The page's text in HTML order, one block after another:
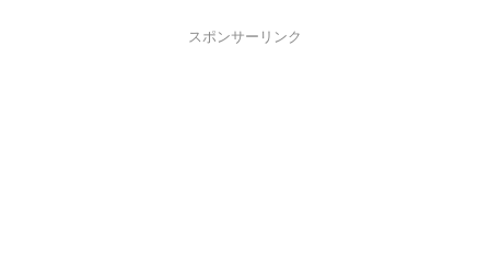
スポンサーリンク